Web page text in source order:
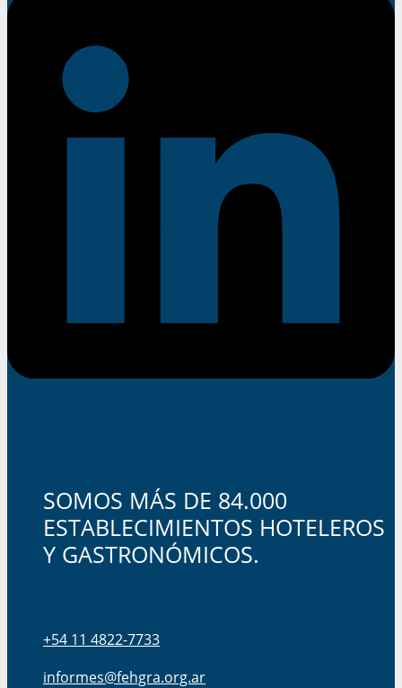
SOMOS MÁS DE 84.000
ESTABLECIMIENTOS HOTELEROS
Y GASTRONÓMICOS.
+54 11 4822-7733
informes@fehgra.org.ar